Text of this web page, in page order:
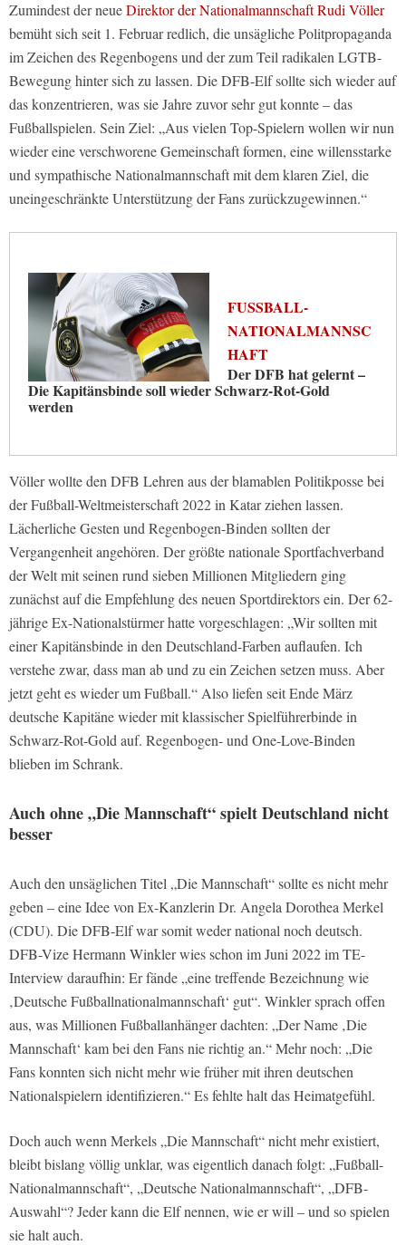
Zumindest der neueDirektor der Nationalmannschaft Rudi Völler
bemüht sich seit 1. Februar redlich, die unsägliche Politpropaganda
im Zeichen des Regenbogens und der zum Teil radikalen LGTB-
Bewegung hinter sich zu lassen. Die DFB-Elf sollte sich wieder auf
das konzentrieren, was sie Jahre zuvor sehr gut konnte – das
Fußballspielen. Sein Ziel: „Aus vielen Top-Spielern wollen wir nun
wieder eine verschworene Gemeinschaft formen, eine willensstarke
und sympathische Nationalmannschaft mit dem klaren Ziel, die
uneingeschränkte Unterstützung der Fans zurückzugewinnen.“
FUSSBALL-N
ATIONALMANNSCH
AFT
Der DFB hat gelernt –
Die Kapitänsbinde soll wieder Schwarz-Rot-Gold
werden
Völler wollte den DFB Lehren aus der blamablen Politikposse bei
der Fußball-Weltmeisterschaft 2022 in Katar ziehen lassen.
Lächerliche Gesten und Regenbogen-Binden sollten der
Vergangenheit angehören. Der größte nationale Sportfachverband
der Welt mit seinen rund sieben Millionen Mitgliedern ging
zunächst auf die Empfehlung des neuen Sportdirektors ein. Der 62-
jährige Ex-Nationalstürmer hatte vorgeschlagen: „Wir sollten mit
einer Kapitänsbinde in den Deutschland-Farben auflaufen. Ich
verstehe zwar, dass man ab und zu ein Zeichen setzen muss. Aber
jetzt geht es wieder um Fußball.“ Also liefen seit Ende März
deutsche Kapitäne wieder mit klassischer Spielführerbinde in
Schwarz-Rot-Gold auf. Regenbogen- und One-Love-Binden
blieben im Schrank.
Auch ohne „Die Mannschaft“ spielt Deutschland nicht
besser
Auch den unsäglichen Titel „Die Mannschaft“ sollte es nicht mehr
geben – eine Idee von Ex-Kanzlerin Dr. Angela Dorothea Merkel
(CDU). Die DFB-Elf war somit weder national noch deutsch.
DFB-Vize Hermann Winkler wies schon im Juni 2022 im TE-
Interview daraufhin: Er fände „eine treffende Bezeichnung wie
‚Deutsche Fußballnationalmannschaft‘ gut“. Winkler sprach offen
aus, was Millionen Fußballanhänger dachten: „Der Name ‚Die
Mannschaft‘ kam bei den Fans nie richtig an.“ Mehr noch: „Die
Fans konnten sich nicht mehr wie früher mit ihren deutschen
Nationalspielern identifizieren.“ Es fehlte halt das Heimatgefühl.
Doch auch wenn Merkels „Die Mannschaft“ nicht mehr existiert,
bleibt bislang völlig unklar, was eigentlich danach folgt: „Fußball-
Nationalmannschaft“, „Deutsche Nationalmannschaft“, „DFB-
Auswahl“? Jeder kann die Elf nennen, wie er will – und so spielen
sie halt auch.